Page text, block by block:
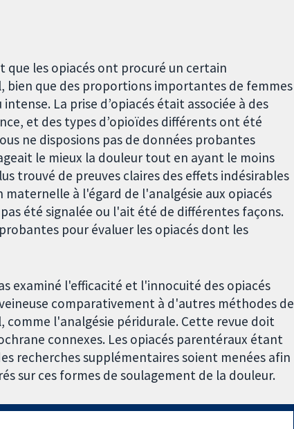
les opiacés ont procuré un certain
que des proportions importantes de femmes
La prise d’opiacés était associée à des
et des types d’opioïdes différents ont été
ne disposions pas de données probantes
le mieux la douleur tout en ayant le moins
trouvé de preuves claires des effets indésirables
à l'égard de l'analgésie aux opiacés
été signalée ou l'ait été de différentes façons.
pour évaluer les opiacés dont les
examiné l'efficacité et l'innocuité des opiacés
comparativement à d'autres méthodes de
l'analgésie péridurale. Cette revue doit
connexes. Les opiacés parentéraux étant
recherches supplémentaires soient menées afin
sur ces formes de soulagement de la douleur.